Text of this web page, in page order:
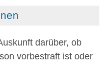
darüber, ob
vorbestraft ist oder